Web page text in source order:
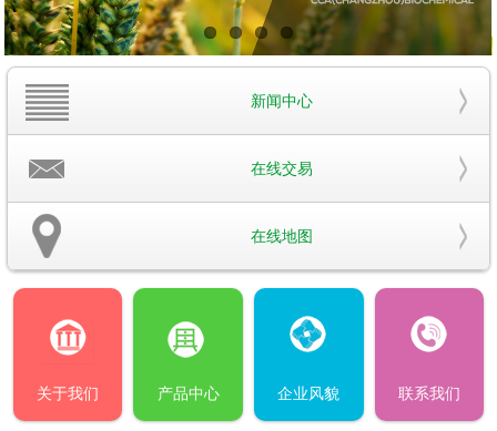
新闻中心
在线交易
在线地图
关于我们 产品中心 企业风貌 联系我们